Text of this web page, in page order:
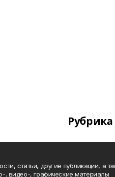
статьи, другие публикации, а
, видео-, графические материалы